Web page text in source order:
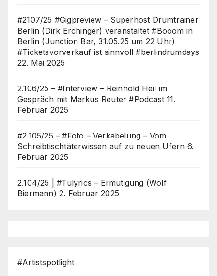
#2107/25 #Gigpreview – Superhost Drumtrainer
Berlin (Dirk Erchinger) veranstaltet #Booom in
Berlin (Junction Bar, 31.05.25 um 22 Uhr)
#Ticketsvorverkauf ist sinnvoll #berlindrumdays
22. Mai 2025
2.106/25 – #Interview – Reinhold Heil im
Gespräch mit Markus Reuter #Podcast 11.
Februar 2025
#2.105/25 – #Foto – Verkabelung – Vom
Schreibtischtäterwissen auf zu neuen Ufern 6.
Februar 2025
2.104/25 | #Tulyrics – Ermutigung (Wolf
Biermann) 2. Februar 2025
#Artistspotlight